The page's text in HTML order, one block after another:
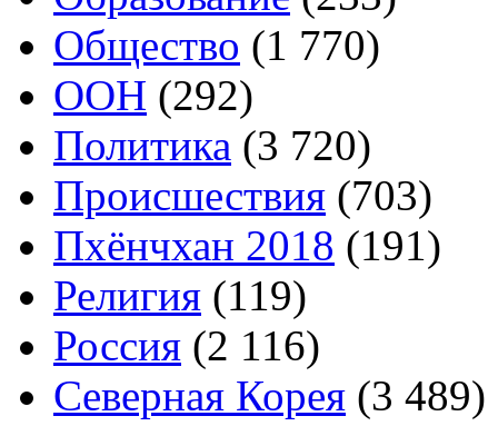
Общество (1 770)
ООН (292)
Политика (3 720)
Происшествия (703)
Пхёнчхан 2018 (191)
Религия (119)
Россия (2 116)
Северная Корея (3 489)